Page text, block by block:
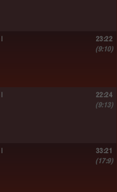
23:22
(9:10)
22:24
(9:13)
33:21
(17:9)